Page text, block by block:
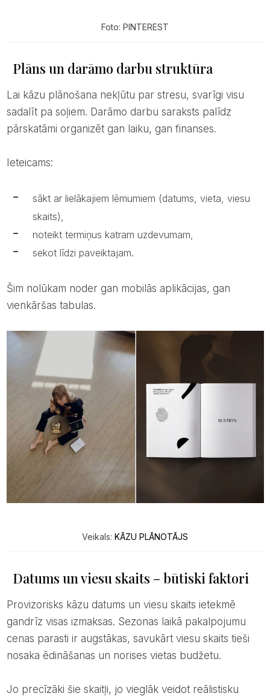
Foto: PINTEREST
Plāns un darāmo darbu struktūra
Lai kāzu plānošana nekļūtu par stresu, svarīgi visu
sadalīt pa soļiem. Darāmo darbu saraksts palīdz
pārskatāmi organizēt gan laiku, gan finanses.
Ieteicams:
sākt ar lielākajiem lēmumiem (datums, vieta, viesu
skaits),
noteikt termiņus katram uzdevumam,
sekot līdzi paveiktajam.
Šim nolūkam noder gan mobilās aplikācijas, gan
vienkāršas tabulas.
Veikals: KĀZU PLĀNOTĀJS
Datums un viesu skaits – būtiski faktori
Provizorisks kāzu datums un viesu skaits ietekmē
gandrīz visas izmaksas. Sezonas laikā pakalpojumu
cenas parasti ir augstākas, savukārt viesu skaits tieši
nosaka ēdināšanas un norises vietas budžetu.
Jo precīzāki šie skaitļi, jo vieglāk veidot reālistisku